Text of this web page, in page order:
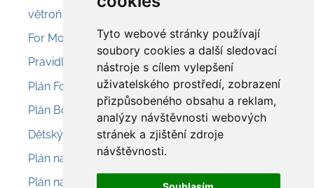
Tyto webové stránky používají
soubory cookies a další sledovací
nástroje s cílem vylepšení
uživatelského prostředí, zobrazení
přizpůsobeného obsahu a reklam,
analýzy návštěvnosti webových
stránek a zjištění zdroje
návštěvnosti.
větroň
For Model 2026 – Olomouc
Pravidla pro provoz modelů 2026
Plán Fokker D.VIIII
Plán Boeing L-15 Scout
Dětský modelářský den – letiště Sobínka
Plán na menší eletrolet Cloud Buster
Plán na malý RC model ABC Robin